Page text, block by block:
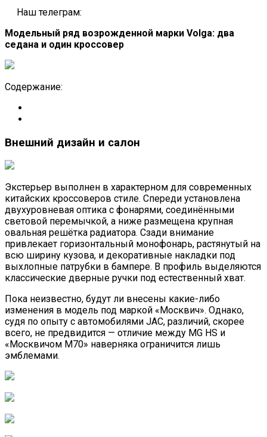
Наш телеграм:
Модельный ряд возрожденной марки Volga: два
седана и один кроссовер
Содержание:
Внешний дизайн и салон
Экстерьер выполнен в характерном для современных
китайских кроссоверов стиле. Спереди установлена
двухуровневая оптика с фонарями, соединёнными
световой перемычкой, а ниже размещена крупная
овальная решётка радиатора. Сзади внимание
привлекает горизонтальный монофонарь, растянутый на
всю ширину кузова, и декоративные накладки под
выхлопные патрубки в бампере. В профиль выделяются
классические дверные ручки под естественный хват.
Пока неизвестно, будут ли внесены какие-либо
изменения в модель под маркой «Москвич». Однако,
судя по опыту с автомобилями JAC, различий, скорее
всего, не предвидится — отличие между MG HS и
«Москвичом М70» наверняка ограничится лишь
эмблемами.